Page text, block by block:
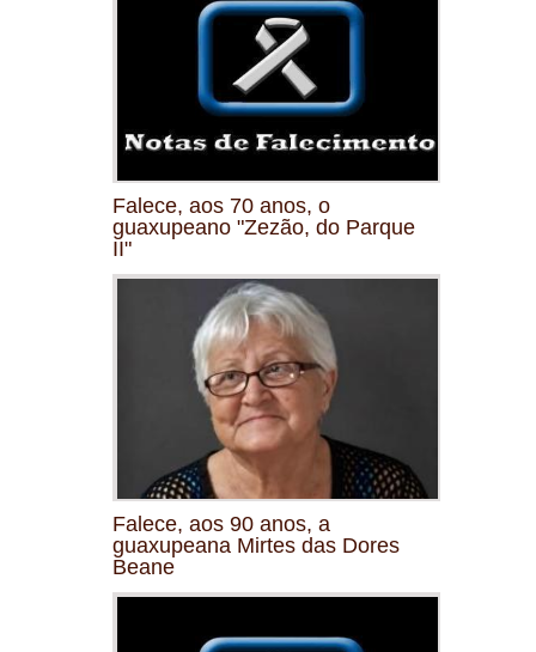
Falece, aos 70 anos, o
guaxupeano "Zezão, do Parque
II"
Falece, aos 90 anos, a
guaxupeana Mirtes das Dores
Beane